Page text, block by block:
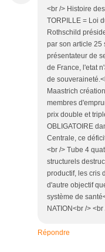
<br /> Histoire
TORPILLE = Loi
Rothschild
par son article 25
présentateur de
de France, l'etat
de
Maastrich
membres
prix double et
OBLIGATOIRE
Centrale, ce
<br /> Tube 4
structurels
productif, les cris
d'autre objectif
système de
NATION<br />
Répondre